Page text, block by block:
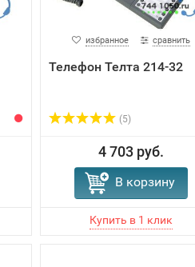
избранное сравнить
Телефон Телта 214-32
(5)
4 703 руб.
В корзину